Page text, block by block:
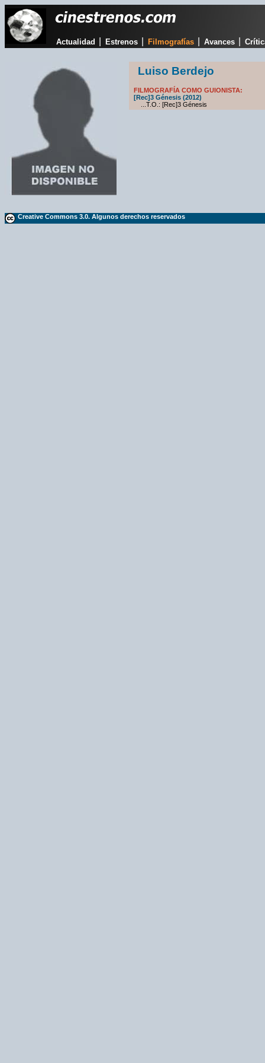
Actualidad Estrenos Filmografías Avances
Luiso Berdejo
FILMOGRAFÍA COMO GUIONISTA:
[Rec]3 Génesis (2012)
...T.O.: [Rec]3 Génesis
Creative Commons 3.0. Algunos derechos reservados